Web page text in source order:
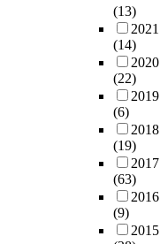
(13)
2021
(14)
2020
(22)
2019
(6)
2018
(19)
2017
(63)
2016
(9)
2015